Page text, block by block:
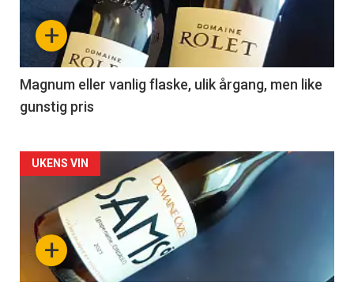
nå
3
+
Magnum eller vanlig flaske, ulik årgang, men like
gunstig pris
Forsiden
akkurat
nå+
UKENS VIN